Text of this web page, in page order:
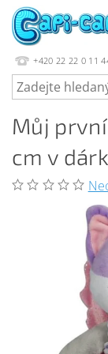
+420 22 22 0 11
Můj
cm v